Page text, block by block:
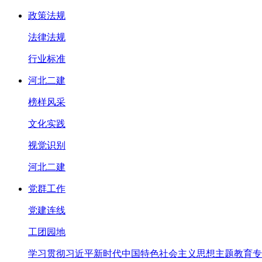
政策法规
法律法规
行业标准
河北二建
榜样风采
文化实践
视觉识别
河北二建
党群工作
党建连线
工团园地
学习贯彻习近平新时代中国特色社会主义思想主题教育